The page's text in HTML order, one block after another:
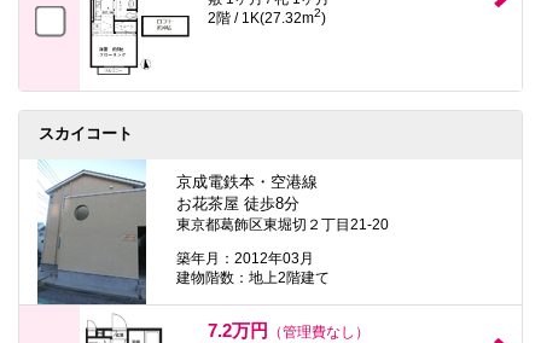
2階 / 1K(27.32m2)
スカイコート
京成電鉄本・空港線
お花茶屋 徒歩8分
東京都葛飾区東堀切２丁目21-20
築年月：2012年03月
建物階数：地上2階建て
7.2万円
（管理費なし）